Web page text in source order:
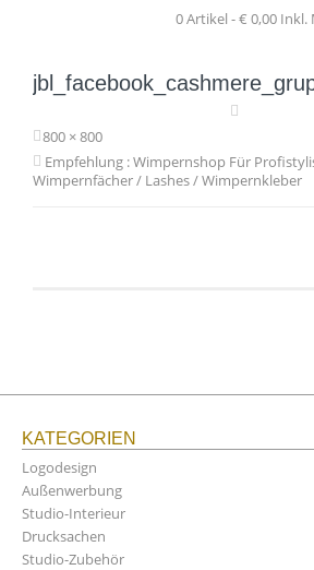
0 Artikel -€ 0,00 Inkl.
800 × 800
Empfehlung : Wimpernshop Für
Wimpernfächer / Lashes / Wimpernkleber
KATEGORIEN
Logodesign
Außenwerbung
Studio-Interieur
Drucksachen
Studio-Zubehör